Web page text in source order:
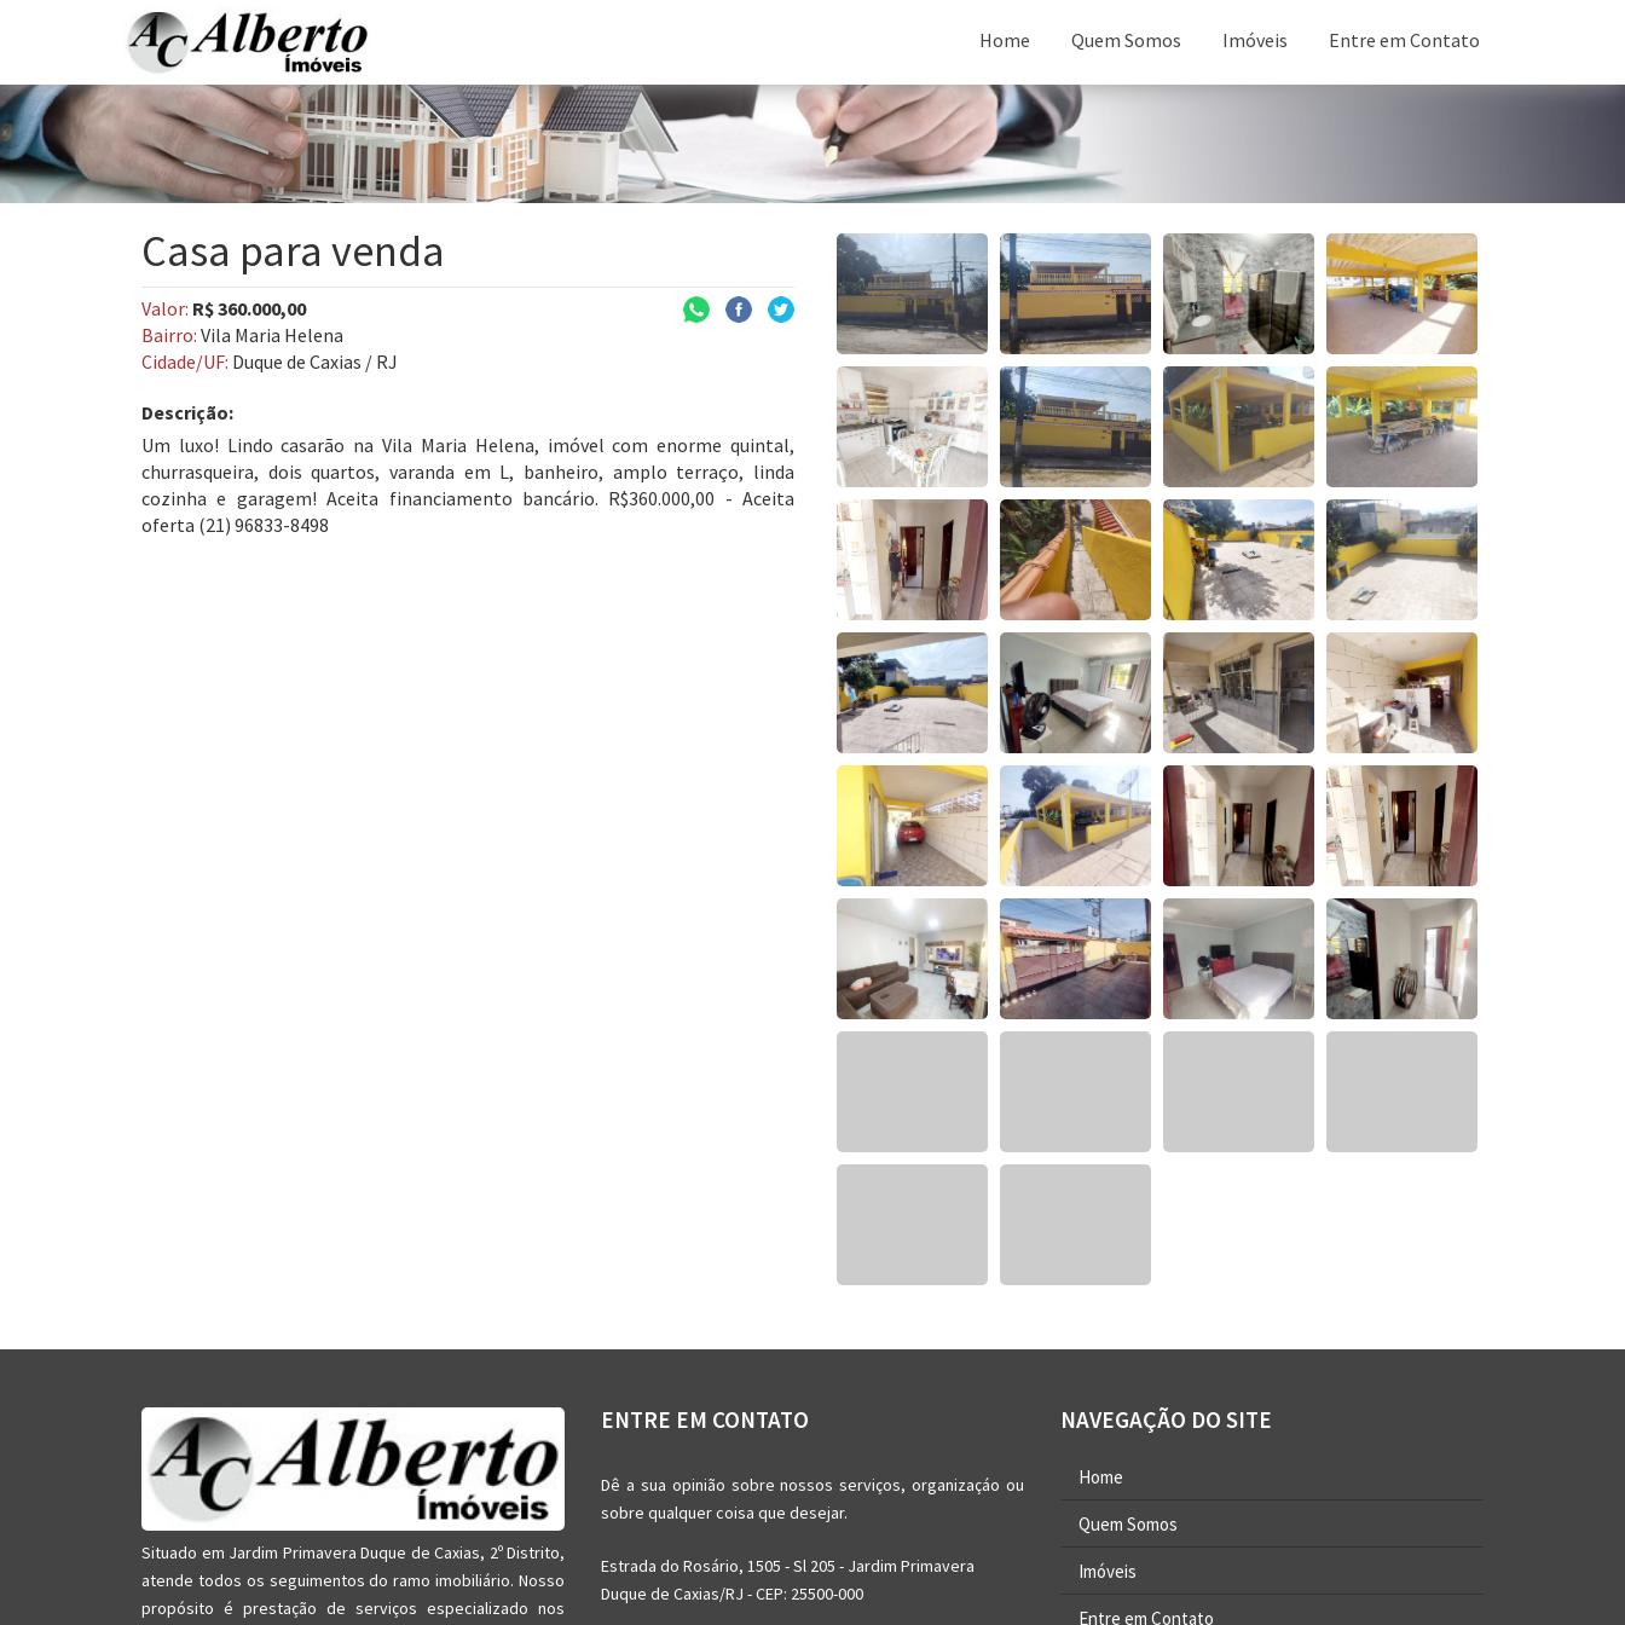
Home Quem Somos Imóveis Entre em Contato
Casa para venda
Valor: R$ 360.000,00
Bairro: Vila Maria Helena
Cidade/UF: Duque de Caxias / RJ
Descrição:
Um luxo! Lindo casarão na Vila Maria Helena, imóvel com enorme quintal,
churrasqueira, dois quartos, varanda em L, banheiro, amplo terraço, linda
cozinha e garagem! Aceita financiamento bancário. R$360.000,00 - Aceita
oferta (21) 96833-8498
Situado em Jardim Primavera Duque de Caxias, 2º Distrito,
atende todos os seguimentos do ramo imobiliário. Nosso
propósito é prestação de serviços especializado nos
ENTRE EM CONTATO
Dê a sua opinião sobre nossos serviços, organizaçáo ou
sobre qualquer coisa que desejar.
Estrada do Rosário, 1505 - Sl 205 - Jardim Primavera
Duque de Caxias/RJ - CEP: 25500-000
NAVEGAÇÃO DO SITE
Home
Quem Somos
Imóveis
Entre em Contato